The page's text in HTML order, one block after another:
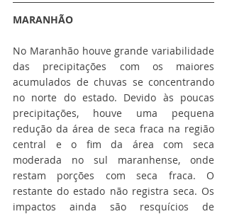
MARANHÃO
No Maranhão houve grande variabilidade
das precipitações com os maiores
acumulados de chuvas se concentrando
no norte do estado. Devido às poucas
precipitações, houve uma pequena
redução da área de seca fraca na região
central e o fim da área com seca
moderada no sul maranhense, onde
restam porções com seca fraca. O
restante do estado não registra seca. Os
impactos ainda são resquícios de